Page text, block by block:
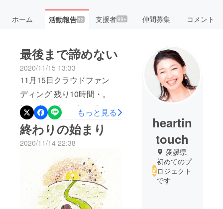
ホーム 活動報告32 支援者99+ 仲間募集 コメント
最後まで諦めない
2020/11/15 13:33
11月15日クラウドファン
ディング 残り10時間・。
*・。*・。*・。*・。*・。
*・。*・。*事務局 マゾキス
ト担当 ゆりこです。ついに
この日がやってきました！
クラウドファンディング最
終日……あと10時間！！！
現在の支援総額 1,902,500
円 （13：20現在）11/4の
もっと見る
終わりの始まり
2020/11/14 22:38
heartin
touch
愛媛県
初めてのプ
ロジェクト
です